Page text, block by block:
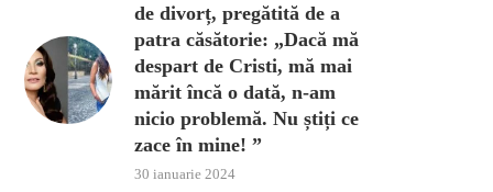
de divorț, pregătită de a
patra căsătorie: „Dacă mă
despart de Cristi, mă mai
mărit încă o dată, n-am
nicio problemă. Nu știți ce
zace în mine! ”
30 ianuarie 2024